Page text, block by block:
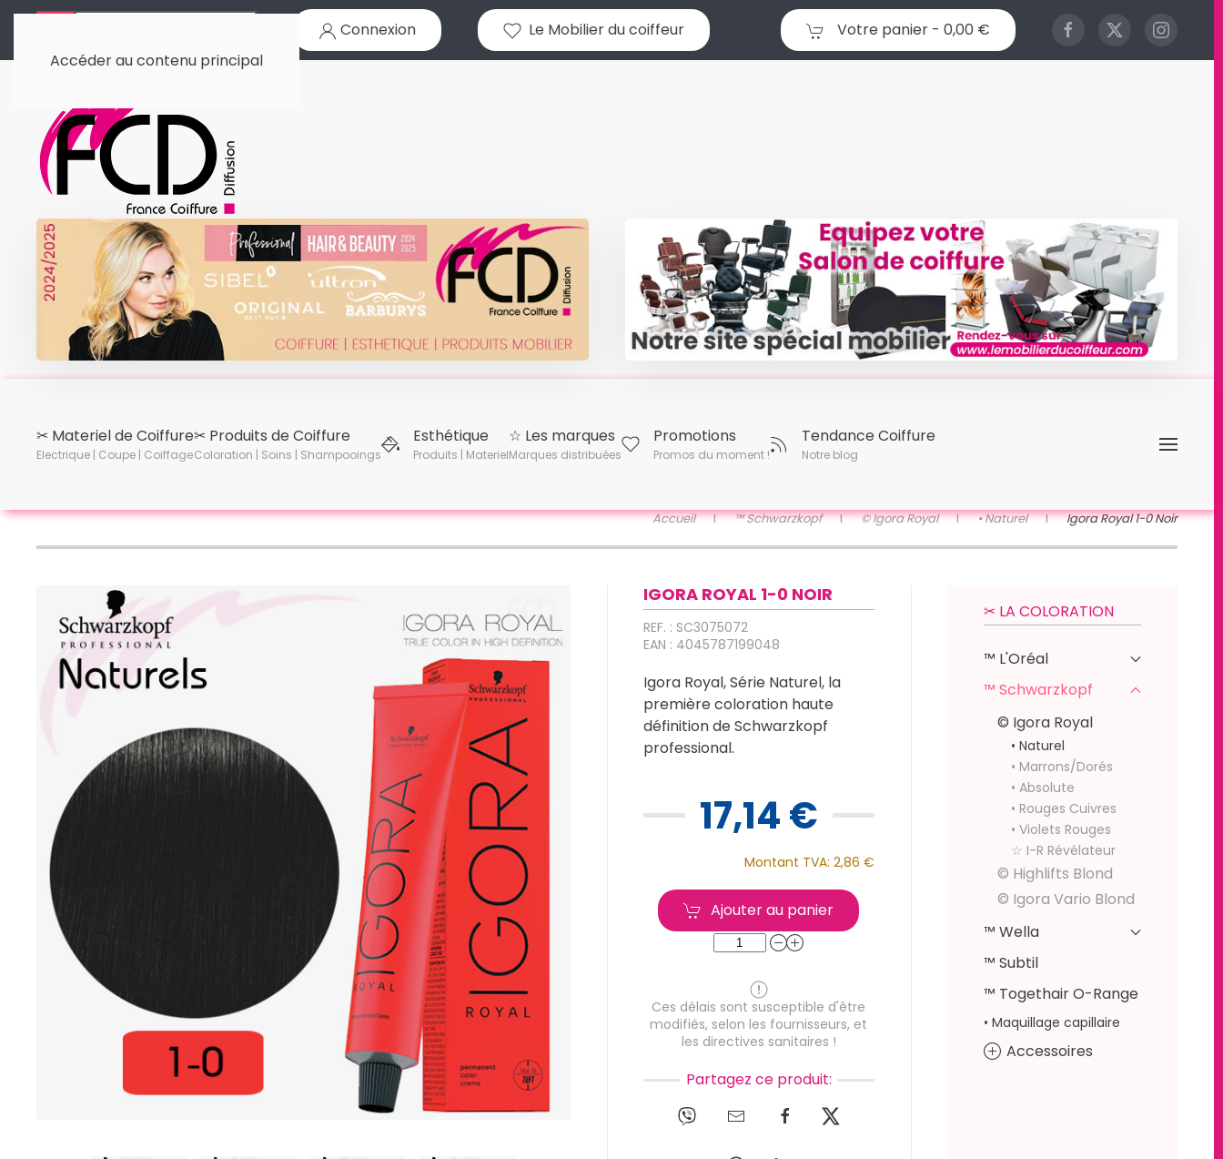
Accéder au contenu principal
Connexion Le Mobilier du coiffeur Votre panier - 0,00 €
✂︎ Materiel de Coiffure
Electrique | Coupe | Coiffage
✂︎ Produits de Coiffure
Coloration | Soins | Shampooings
Esthétique
Produits | Materiel
☆ Les marques
Marques distribuées
Promotions
Promos du moment !
Tendance Coiffure
Notre blog
Accueil ™ Schwarzkopf © Igora Royal • Naturel Igora Royal 1-0 Noir
IGORA ROYAL 1-0 NOIR
REF. : SC3075072
EAN : 4045787199048
Igora Royal, Série Naturel, la
première coloration haute
définition de Schwarzkopf
professional.
17,14 €
Montant TVA: 2,86 €
Ajouter au panier
Ces délais sont susceptible d'être
modifiés, selon les fournisseurs, et
les directives sanitaires !
Partagez ce produit:
✂︎ LA COLORATION
™ L'Oréal
™ Schwarzkopf
© Igora Royal
• Naturel
• Marrons/Dorés
• Absolute
• Rouges Cuivres
• Violets Rouges
☆ I-R Révélateur
© Highlifts Blond
© Igora Vario Blond
™ Wella
™ Subtil
™ Togethair O-Range
• Maquillage capillaire
Accessoires